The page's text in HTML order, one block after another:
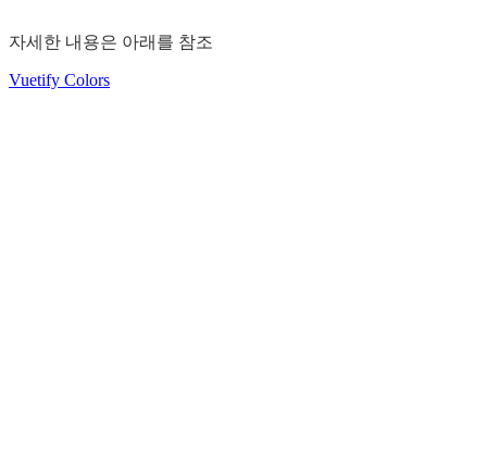
자세한 내용은 아래를 참조
Vuetify Colors